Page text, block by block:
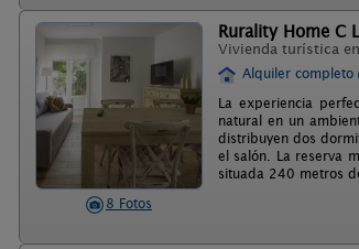
8 Fotos
Rurality Home C
Vivienda turística en
Alquiler completo
La experiencia
natural en un
distribuyen dos
el salón. La reserva
situada 240 metros